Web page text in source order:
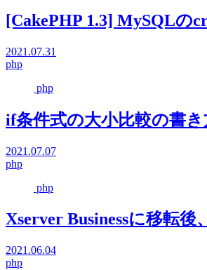
[CakePHP 1.3] MySQLの
2021.07.31
php
php
if条件式の大小比較の書き
2021.07.07
php
php
Xserver Businessに移転後
2021.06.04
php